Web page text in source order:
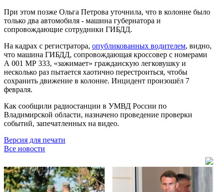
При этом позже Ольга Петрова уточнила, что в колонне было
только два автомобиля - машина губернатора и
сопровождающие сотрудники ГИБДД.
На кадрах с регистратора, опубликованных водителем, видно,
что машина ГИБДД, сопровождающая кроссовер с номерами
А 001 МР 333, «зажимает» гражданскую легковушку и
несколько раз пытается хаотично перестроиться, чтобы
сохранить движение в колонне. Инцидент произошёл 7
февраля.
Как сообщили радиостанции в УМВД России по
Владимирской области, назначено проведение проверки
событий, запечатленных на видео.
Версия для печати
Все новости